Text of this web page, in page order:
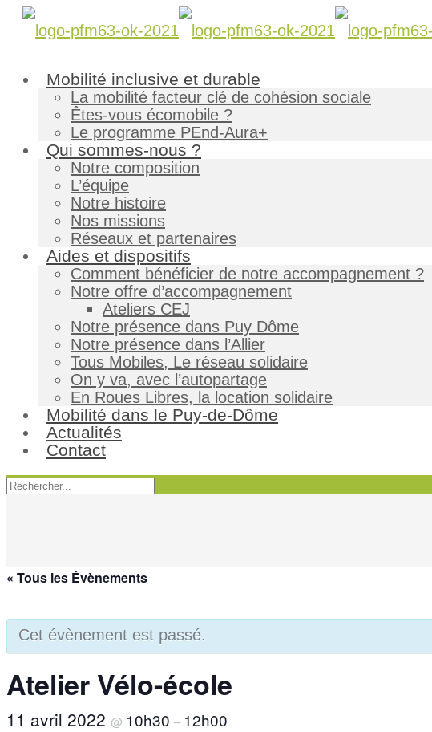
Mobilité inclusive et durable
La mobilité facteur clé de cohésion sociale
Êtes-vous écomobile ?
Le programme PEnd-Aura+
Qui sommes-nous ?
Notre composition
L’équipe
Notre histoire
Nos missions
Réseaux et partenaires
Aides et dispositifs
Comment bénéficier de notre accompagnement ?
Notre offre d’accompagnement
Ateliers CEJ
Notre présence dans Puy Dôme
Notre présence dans l’Allier
Tous Mobiles, Le réseau solidaire
On y va, avec l’autopartage
En Roues Libres, la location solidaire
Mobilité dans le Puy-de-Dôme
Actualités
Contact
« Tous les Évènements
Cet évènement est passé.
Atelier Vélo-école
11 avril 2022 @ 10h30 – 12h00